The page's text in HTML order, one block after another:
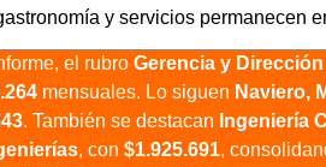
y servicios permanecen
el rubro Gerencia y Dirección
mensuales. Lo siguen Naviero,
. También se destacan Ingeniería
, con $1.925.691,